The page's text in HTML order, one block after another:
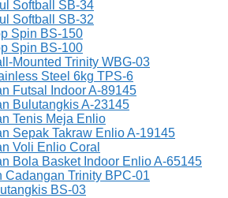
Softball SB-34
Softball SB-32
Spin BS-150
Spin BS-100
Mounted Trinity WBG-03
Steel 6kg TPS-6
Futsal Indoor A-89145
Bulutangkis A-23145
Tenis Meja Enlio
Sepak Takraw Enlio A-19145
Voli Enlio Coral
Bola Basket Indoor Enlio A-65145
Cadangan Trinity BPC-01
BS-03